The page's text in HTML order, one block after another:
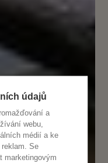
údajů
a
webu,
médií a ke
Se
marketingovým